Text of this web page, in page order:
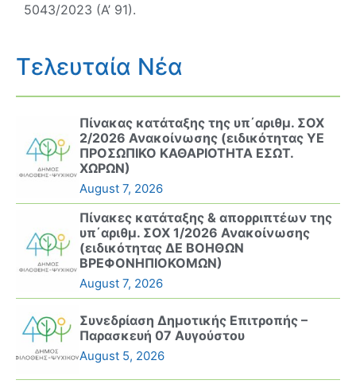
5043/2023 (Α’ 91).
Τελευταία Νέα
Πίνακας κατάταξης της υπ΄αριθμ. ΣΟΧ
2/2026 Ανακοίνωσης (ειδικότητας ΥΕ
ΠΡΟΣΩΠΙΚΟ ΚΑΘΑΡΙΟΤΗΤΑ ΕΣΩΤ.
ΧΩΡΩΝ)
August 7, 2026
Πίνακες κατάταξης & απορριπτέων της
υπ΄αριθμ. ΣΟΧ 1/2026 Ανακοίνωσης
(ειδικότητας ΔΕ ΒΟΗΘΩΝ
ΒΡΕΦΟΝΗΠΙΟΚΟΜΩΝ)
August 7, 2026
Συνεδρίαση Δημοτικής Επιτροπής –
Παρασκευή 07 Αυγούστου
August 5, 2026